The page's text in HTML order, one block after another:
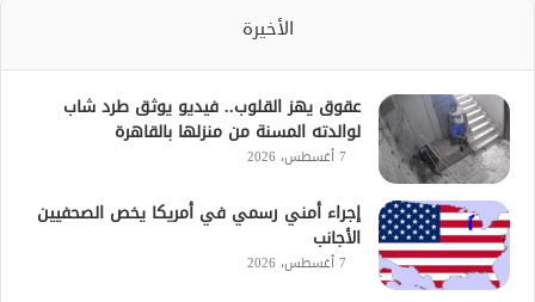
الأخيرة
عقوق يهز القلوب.. فيديو يوثق طرد شاب
لوالدته المسنة من منزلها بالقاهرة
7 أغسطس، 2026
إجراء أمني رسمي في أمريكا يخص الصحفيين
الأجانب
7 أغسطس، 2026